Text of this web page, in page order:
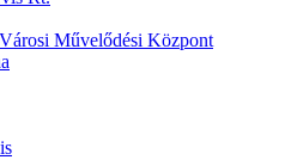
Művelődési Központ